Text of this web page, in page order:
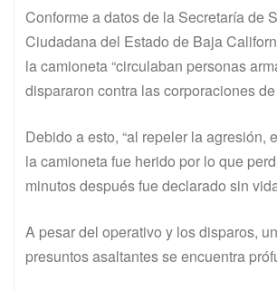
Conforme a datos de la Secretaría de
Ciudadana del Estado de Baja
la camioneta “circulaban personas
dispararon contra las corporaciones
Debido a esto, “al repeler la agresión,
la camioneta fue herido por lo que
minutos después fue declarado sin
A pesar del operativo y los disparos,
presuntos asaltantes se encuentra